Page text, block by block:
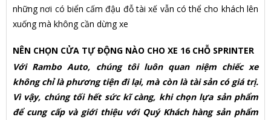
những nơi có biển cấm đậu đỗ tài xế vẫn có thể cho khách lên
xuống mà không cần dừng xe
NÊN CHỌN CỬA TỰ ĐỘNG NÀO CHO XE 16 CHỖ SPRINTER
Với Rambo Auto, chúng tôi luôn quan niệm chiếc xe
không chỉ là phương tiện đi lại, mà còn là tài sản có giá trị.
Vì vậy, chúng tối hết sức kĩ càng, khi chọn lựa sản phẩm
để cung cấp và giới thiệu với Quý Khách hàng sản phẩm